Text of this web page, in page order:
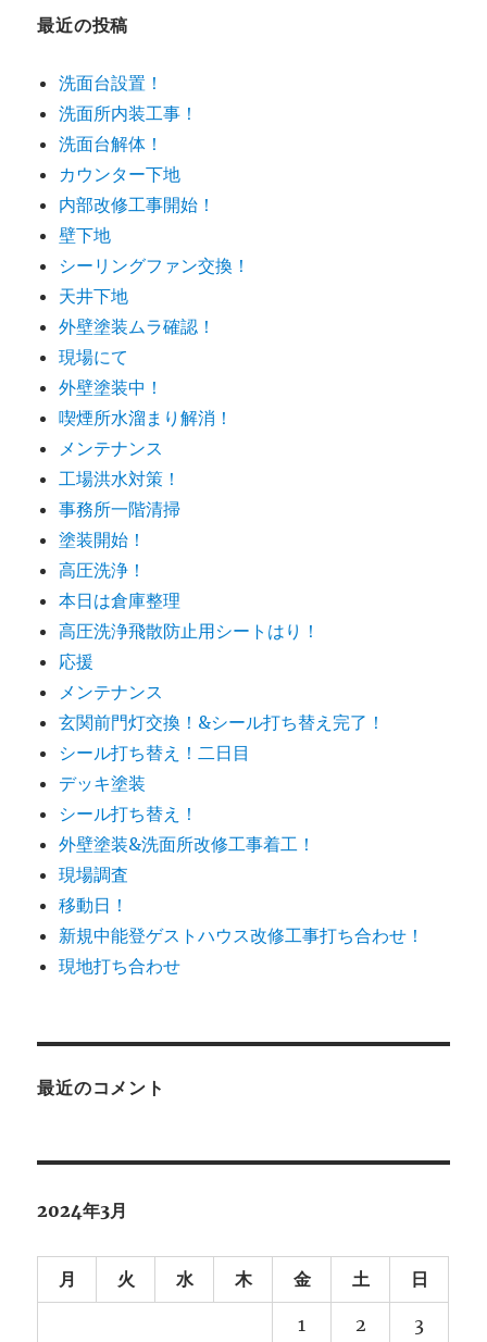
ー
最近の投稿
洗面台設置！
洗面所内装工事！
洗面台解体！
カウンター下地
内部改修工事開始！
壁下地
シーリングファン交換！
天井下地
外壁塗装ムラ確認！
現場にて
外壁塗装中！
喫煙所水溜まり解消！
メンテナンス
工場洪水対策！
事務所一階清掃
塗装開始！
高圧洗浄！
本日は倉庫整理
高圧洗浄飛散防止用シートはり！
応援
メンテナンス
玄関前門灯交換！&シール打ち替え完了！
シール打ち替え！二日目
デッキ塗装
シール打ち替え！
外壁塗装&洗面所改修工事着工！
現場調査
移動日！
新規中能登ゲストハウス改修工事打ち合わせ！
現地打ち合わせ
最近のコメント
2024年3月
月 火 水 木 金 土 日
1 2 3